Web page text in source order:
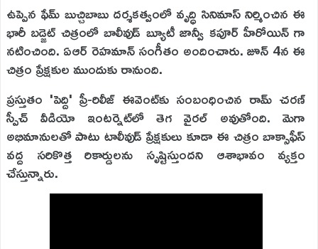
ఉప్పెన ఫేమ్ బుచ్చిబాబు దర్శకత్వంలో వృద్ధి సినిమాస్ నిర్మించిన ఈ
భారీ బడ్జెట్ చిత్రంలో బాలీవుడ్ బ్యూటీ జాన్వీ కపూర్ హీరోయిన్ గా
నటించింది. ఏఆర్ రెహమాన్ సంగీతం అందించారు. జూన్ 4న ఈ
చిత్రం ప్రేక్షకుల ముందుకు రానుంది.
ప్రస్తుతం 'పెద్ది' ప్రీ-రిలీజ్ ఈవెంట్‌కు సంబంధించిన రామ్ చరణ్
స్పీచ్ వీడియో ఇంటర్నెట్‌లో తెగ వైరల్ అవుతోంది. మెగా
అభిమానులతో పాటు టాలీవుడ్ ప్రేక్షకులు కూడా ఈ చిత్రం బాక్సాఫీస్
వద్ద సరికొత్త రికార్డులను సృష్టిస్తుందని ఆశాభావం వ్యక్తం
చేస్తున్నారు.